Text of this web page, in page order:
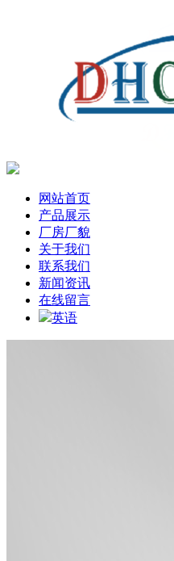
网站首页
产品展示
厂房厂貌
关于我们
联系我们
新闻资讯
在线留言
英语